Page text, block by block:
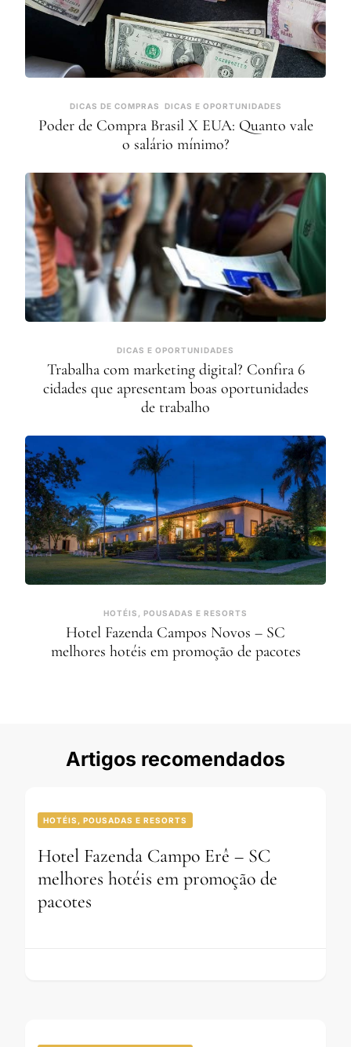
DICAS DE COMPRAS DICAS E OPORTUNIDADES
Poder de Compra Brasil X EUA: Quanto vale
o salário mínimo?
DICAS E OPORTUNIDADES
Trabalha com marketing digital? Confira 6
cidades que apresentam boas oportunidades
de trabalho
HOTÉIS, POUSADAS E RESORTS
Hotel Fazenda Campos Novos – SC
melhores hotéis em promoção de pacotes
Artigos recomendados
HOTÉIS, POUSADAS E RESORTS
Hotel Fazenda Campo Erê – SC
melhores hotéis em promoção de
pacotes